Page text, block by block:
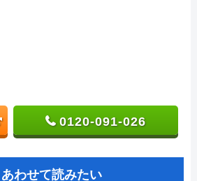
0120-091-026
あわせて読みたい